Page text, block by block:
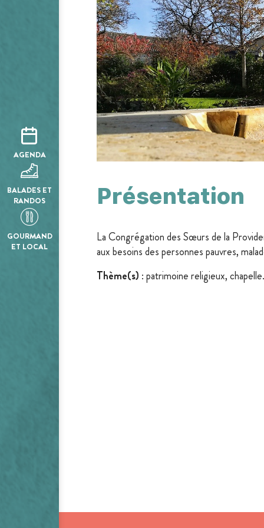
AGENDA
BALADES ET
RANDOS
GOURMAND
ET LOCAL
Présentation
La Congrégation des Sœurs de la
aux besoins des personnes pauvres,
Thème(s) : patrimoine religieux, chapelle.